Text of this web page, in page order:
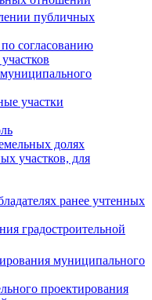
публичных
согласованию
участки
долях
участков, для
ранее учтенных
градостроительной
муниципального
проектирования